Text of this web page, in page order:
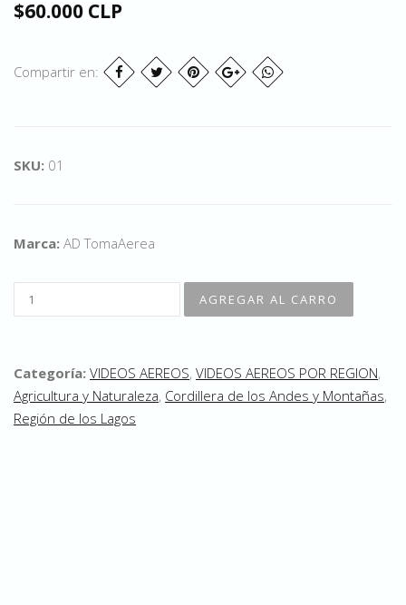
$60.000 CLP
Compartir en:
SKU: 01
Marca: AD TomaAerea
Categoría: VIDEOS AEREOS, VIDEOS AEREOS POR REGION,
Agricultura y Naturaleza, Cordillera de los Andes y Montañas,
Región de los Lagos